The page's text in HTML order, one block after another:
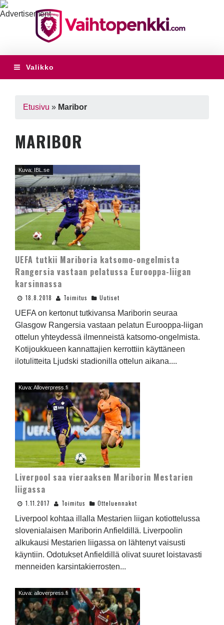
Valikko
Etusivu » Maribor
MARIBOR
Kuva: IBL.se
UEFA tutkii Mariboria katsomo-ongelmista
Rangersia vastaan pelatussa Eurooppa-liigan
karsinnassa
18.8.2018 Toimitus Uutiset
UEFA on kertonut tutkivansa Mariborin seuraa
Glasgow Rangersia vastaan pelatun Eurooppa-liigan
ottelun yhteydessä ilmenneistä katsomo-ongelmista.
Kotijoukkueen kannattajien kerrottiin käyttäneen
ilotulitteita Ljudski stadionilla ottelun aikana....
Kuva: Alloverpress.fi
Liverpool saa vieraaksen Mariborin Mestarien
liigassa
1.11.2017 Toimitus Otteluennakot
Liverpool kohtaa illalla Mestarien liigan kotiottelussa
slovenialaisen Mariborin Anfieldillä. Liverpoolin
alkukausi Mestarien liigassa on lähtenyt vaisusti
käyntiin. Odotukset Anfieldillä olivat suuret loistavasti
menneiden karsintakierrosten...
Kuva: alloverpress.fi